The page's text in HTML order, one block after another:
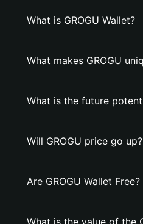
What is GROGU Wallet?
What makes GROGU
What is the future
Will GROGU price go up?
Are GROGU Wallet Free?
What is the value of the